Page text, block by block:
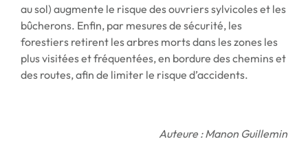
au sol) augmente le risque des ouvriers sylvicoles et les
bûcherons. Enfin, par mesures de sécurité, les
forestiers retirent les arbres morts dans les zones les
plus visitées et fréquentées, en bordure des chemins et
des routes, afin de limiter le risque d’accidents.
Auteure : Manon Guillemin